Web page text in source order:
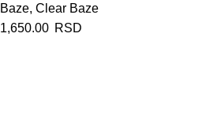
Baze, Clear Baze
1,650.00 RSD